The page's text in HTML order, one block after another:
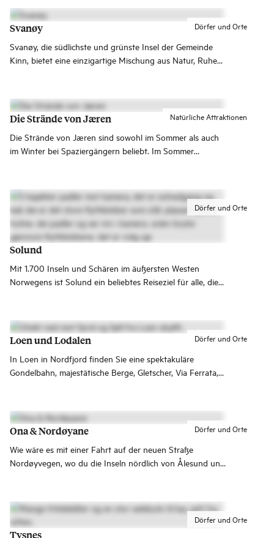
Dörfer und Orte
Svanøy
Svanøy, die südlichste und grünste Insel der Gemeinde
Kinn, bietet eine einzigartige Mischung aus Natur, Ruhe
Natürliche Attraktionen
Die Strände von Jæren
Die Strände von Jæren sind sowohl im Sommer als auch
im Winter bei Spaziergängern beliebt. Im Sommer
und anderen Aktivitäten.
Dörfer und Orte
Solund
Mit 1.700 Inseln und Schären im äußersten Westen
Norwegens ist Solund ein beliebtes Reiseziel für alle, die
Dörfer und Orte
Loen und Lodalen
In Loen in Nordfjord finden Sie eine spektakuläre
Gondelbahn, majestätische Berge, Gletscher, Via Ferrata,
ein Reiseziel, das es schwer macht, nicht zurückzukehren.
Dörfer und Orte
Ona & Nordøyane
Wie wäre es mit einer Fahrt auf der neuen Straße
Nordøyvegen, wo du die Inseln nördlich von Ålesund und
Fischerinsel Ona.
Dörfer und Orte
Tysnes